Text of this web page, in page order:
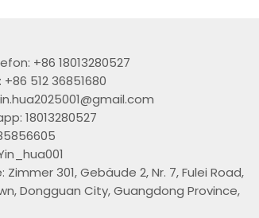
+86 18013280527
512 36851680
18013280527
Zimmer 301, Gebäude 2, Nr. 7, Fulei Road,
Dongguan City, Guangdong Province,